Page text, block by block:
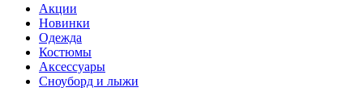
Акции
Новинки
Одежда
Костюмы
Аксессуары
Сноуборд и лыжи